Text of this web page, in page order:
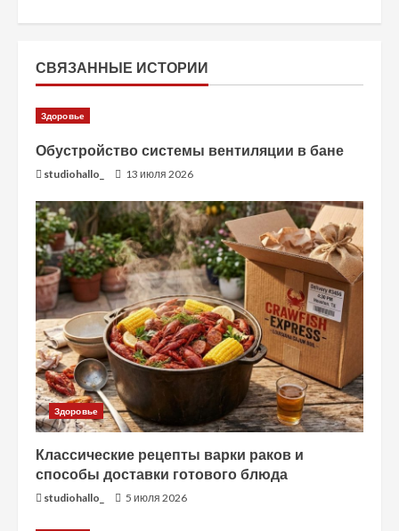
л
ж
и
т
ь
ч
т
е
н
и
е
СВЯЗАННЫЕ ИСТОРИИ
Здоровье
Обустройство системы вентиляции в бане
studiohallo_ 13 июля 2026
Здоровье
Классические рецепты варки раков и
способы доставки готового блюда
studiohallo_ 5 июля 2026